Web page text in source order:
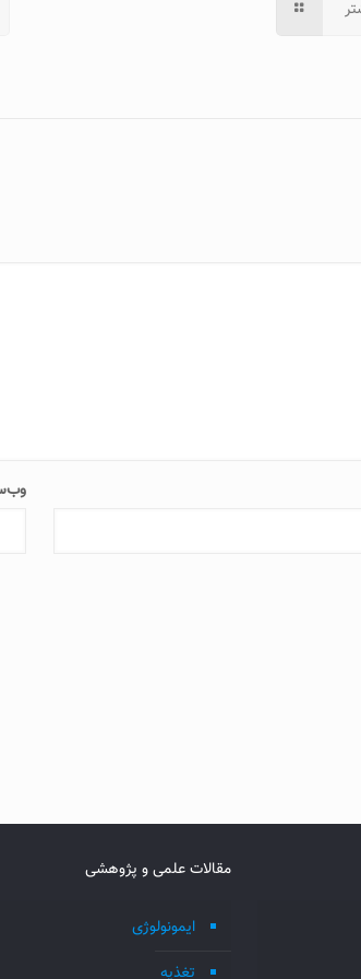
مقالات علمی و پژوهشی
ایمونولوژی
تغذیه